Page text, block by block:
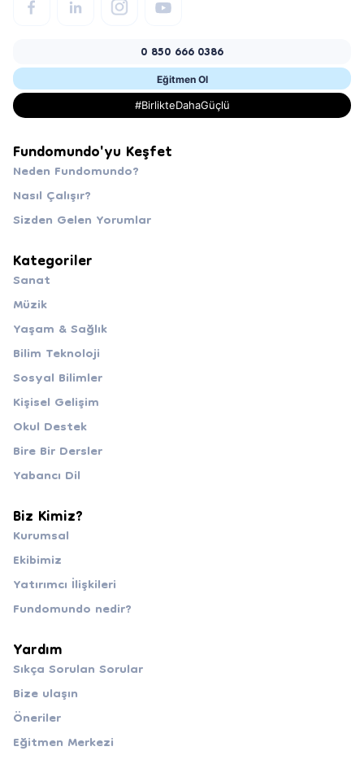
0 850 666 0386
Eğitmen Ol
#BirlikteDahaGüçlü
Fundomundo'yu Keşfet
Neden Fundomundo?
Nasıl Çalışır?
Sizden Gelen Yorumlar
Kategoriler
Sanat
Müzik
Yaşam & Sağlık
Bilim Teknoloji
Sosyal Bilimler
Kişisel Gelişim
Okul Destek
Bire Bir Dersler
Yabancı Dil
Biz Kimiz?
Kurumsal
Ekibimiz
Yatırımcı İlişkileri
Fundomundo nedir?
Yardım
Sıkça Sorulan Sorular
Bize ulaşın
Öneriler
Eğitmen Merkezi